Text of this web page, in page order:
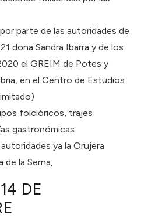
parte de las autoridades de
dona Sandra Ibarra y de los
el GREIM de Potes y
en el Centro de Estudios
folclóricos, trajes
gastronómicas
ya la Orujera
de la Serna,
DE